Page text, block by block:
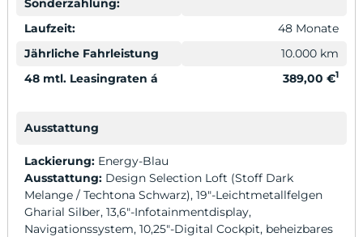
Sonderzahlung:
Laufzeit:
48 Monate
Jährliche Fahrleistung
10.000 km
48 mtl. Leasingraten á
389,00 €1
Ausstattung
Lackierung: Energy-Blau
Ausstattung: Design Selection Loft (Stoff Dark
Melange / Techtona Schwarz), 19″-Leichtmetallfelgen
Gharial Silber, 13,6″-Infotainmentdisplay,
Navigationssystem, 10,25″-Digital Cockpit, beheizbares